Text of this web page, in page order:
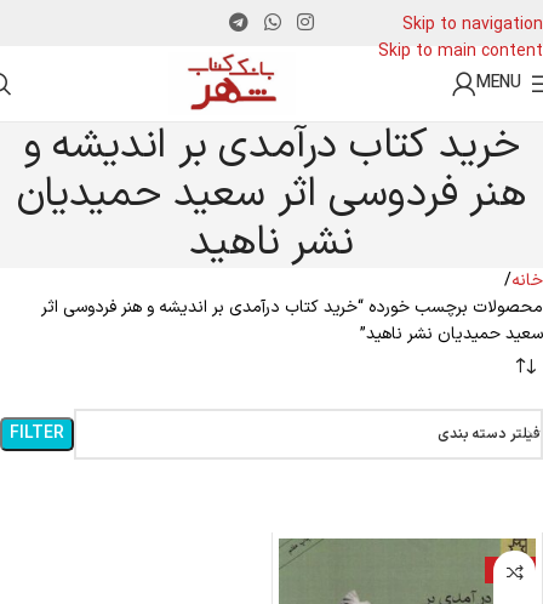
Skip to navigation
Skip to main content
MENU
خرید کتاب درآمدی بر اندیشه و
هنر فردوسی اثر سعید حمیدیان
نشر ناهید
خانه
محصولات برچسب خورده “خرید کتاب درآمدی بر اندیشه و هنر فردوسی اثر
سعید حمیدیان نشر ناهید”
فیلتر دسته بندی FILTER
-17%